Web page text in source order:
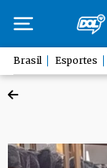
Brasil Esportes